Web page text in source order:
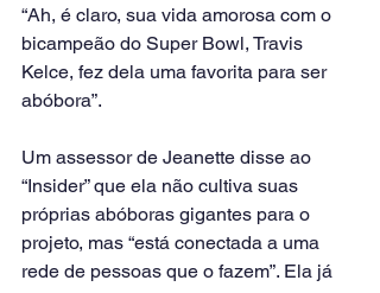
“Ah, é claro, sua vida amorosa com o
bicampeão do Super Bowl, Travis
Kelce, fez dela uma favorita para ser
abóbora”.
Um assessor de Jeanette disse ao
“Insider” que ela não cultiva suas
próprias abóboras gigantes para o
projeto, mas “está conectada a uma
rede de pessoas que o fazem”. Ela já